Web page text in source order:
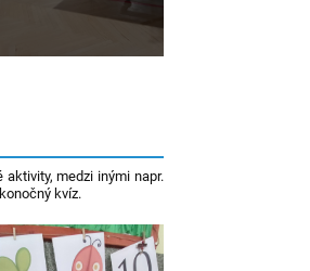
medzi inými napr.
kvíz.